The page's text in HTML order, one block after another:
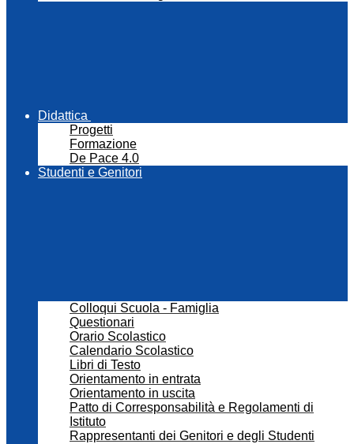
Didattica
Progetti
Formazione
De Pace 4.0
Studenti e Genitori
Colloqui Scuola - Famiglia
Questionari
Orario Scolastico
Calendario Scolastico
Libri di Testo
Orientamento in entrata
Orientamento in uscita
Patto di Corresponsabilità e Regolamenti di
Istituto
Rappresentanti dei Genitori e degli Studenti